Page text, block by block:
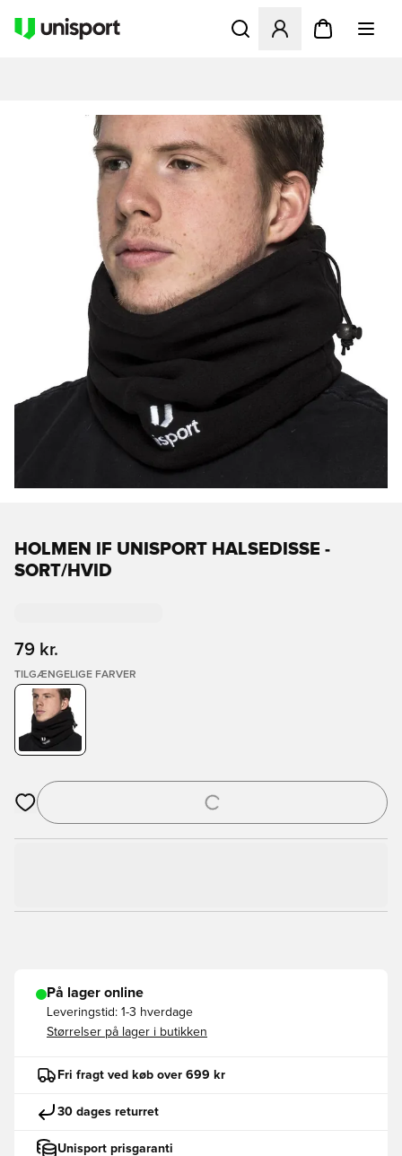
Åbner en Modal til at
HOLMEN IF UNISPORT HALSEDISSE -
SORT/HVID
79 kr.
TILGÆNGELIGE FARVER
Åbner en Modal til at logge ind eller tilmelde dig som medlem
På lager online
Leveringstid: 1-3 hverdage
Størrelser på lager i butikken
Fri fragt ved køb over 699 kr
30 dages returret
Unisport prisgaranti